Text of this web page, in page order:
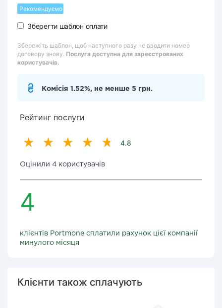
Рекомендуємо
Зберегти шаблон оплати
Збережіть шаблон, щоб наступного разу не вводити номер
договору знову. Послуга доступна для зареєстрованих
користувачів.
Комісія 1.52%, не менше 5 грн.
Рейтинг послуги
4.8
Оцінили 4 користувачів
4
клієнтів Portmone сплатили рахунок цієї компанії
минулого місяця
Клієнти також сплачують